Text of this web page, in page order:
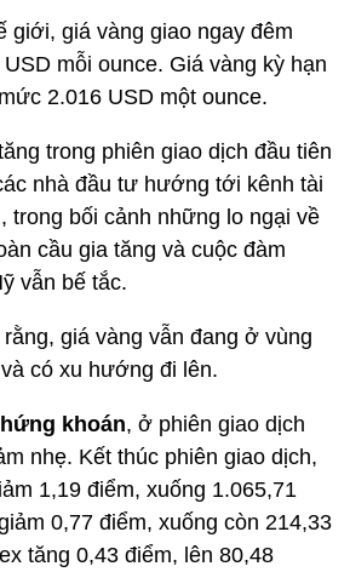
giới, giá vàng giao ngay đêm
mỗi ounce. Giá vàng kỳ hạn
2.016 USD một ounce.
trong phiên giao dịch đầu tiên
nhà đầu tư hướng tới kênh tài
trong bối cảnh những lo ngại về
cầu gia tăng và cuộc đàm
vẫn bế tắc.
giá vàng vẫn đang ở vùng
có xu hướng đi lên.
khoán, ở phiên giao dịch
nhẹ. Kết thúc phiên giao dịch,
1,19 điểm, xuống 1.065,71
0,77 điểm, xuống còn 214,33
tăng 0,43 điểm, lên 80,48